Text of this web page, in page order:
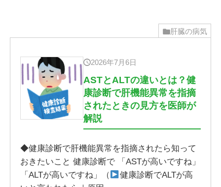
肝臓の病気
2026年7月6日
ASTとALTの違いとは？健
康診断で肝機能異常を指摘
されたときの見方を医師が
解説
◆健康診断で肝機能異常を指摘されたら知って
おきたいこと 健康診断で 「ASTが高いですね」
「ALTが高いですね」（
健康診断でALTが高